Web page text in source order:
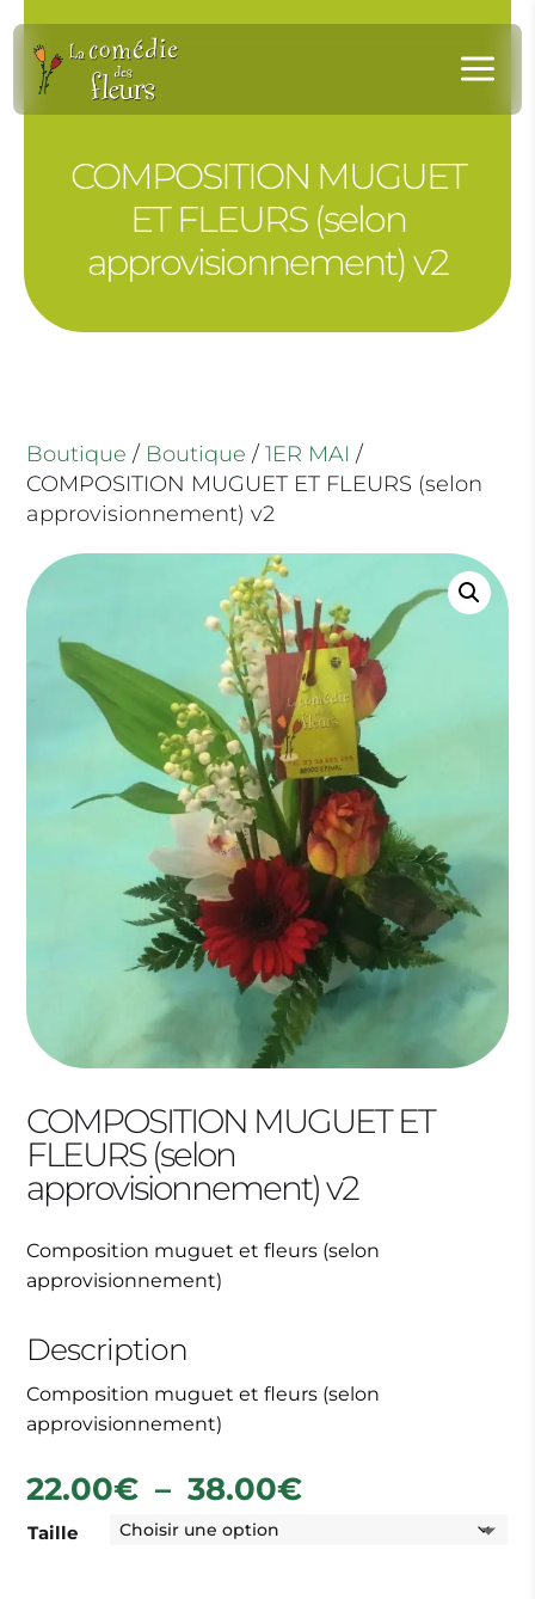
a
COMPOSITION MUGUET
ET FLEURS (selon
approvisionnement) v2
Boutique / Boutique /1ER MAI /
COMPOSITION MUGUET ET FLEURS (selon
approvisionnement) v2
COMPOSITION MUGUET ET
FLEURS (selon
approvisionnement) v2
Composition muguet et fleurs (selon
approvisionnement)
Description
Composition muguet et fleurs (selon
approvisionnement)
22.00€ – 38.00€Plage
Taille